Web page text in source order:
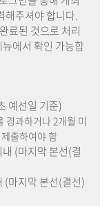
해주셔야 합니다.
료된 것으로 처리
에서 확인 가능합
예선일 기준)
경과하거나 2개월 미
출하여야 함
(마지막 본선(결
(마지막 본선(결선)